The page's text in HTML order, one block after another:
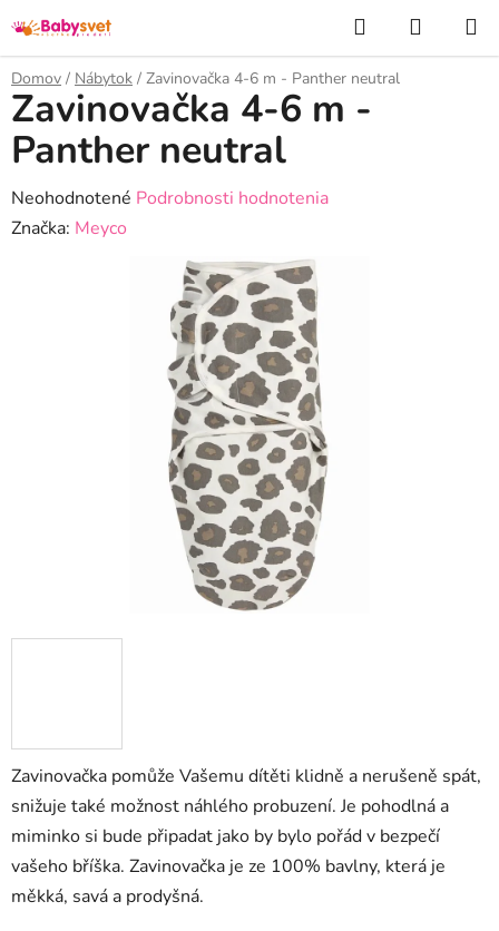
na
obsah
Hľadať
KOŠÍK
Domov / Nábytok / Zavinovačka 4-6 m - Panther neutral
Zavinovačka pomůže Vašemu dítěti klidně a nerušeně spát,
snižuje také možnost náhlého probuzení. Je pohodlná a
miminko si bude připadat jako by bylo pořád v bezpečí
vašeho bříška. Zavinovačka je ze 100% bavlny, která je
měkká, savá a prodyšná.
Zavinovačka 4-6 m -
Panther neutral
Priemerné
hodnotenie
Neohodnotené Podrobnosti hodnotenia
Značka: Meyco